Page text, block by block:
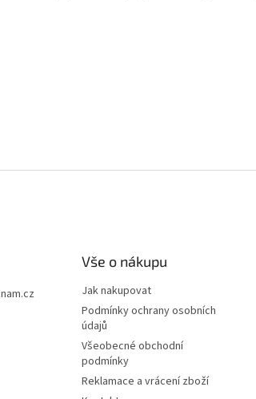
Vše o nákupu
Jak nakupovat
Podmínky ochrany osobních
údajů
Všeobecné obchodní
podmínky
Reklamace a vrácení zboží